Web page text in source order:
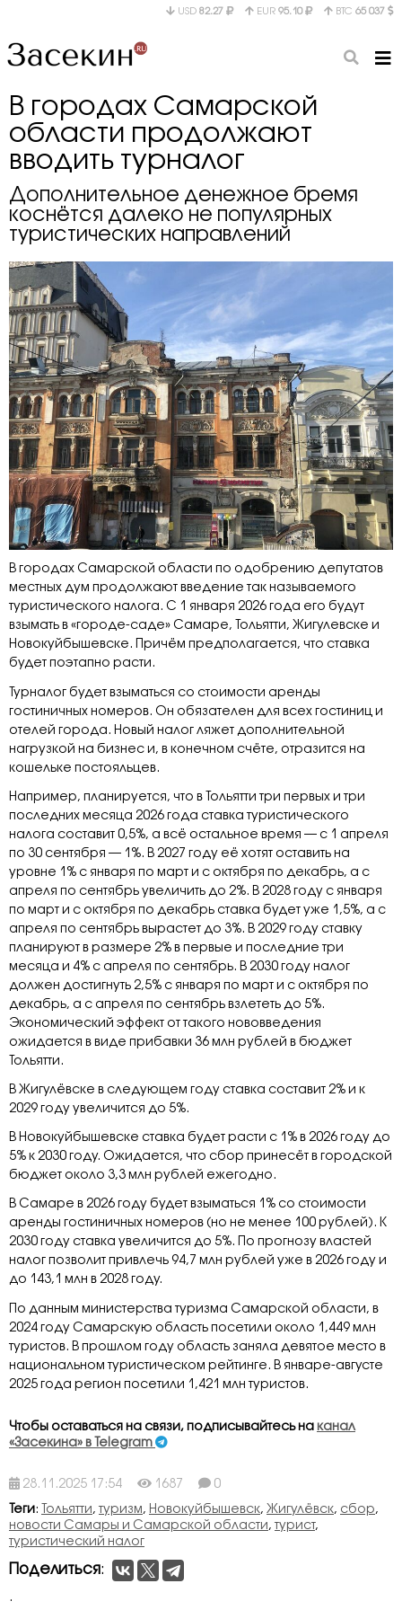
USD 82.27 EUR 95.10 BTC 65 037
В городах Самарской
области продолжают
вводить турналог
Дополнительное денежное бремя
коснётся далеко не популярных
туристических направлений
В городах Самарской области по одобрению депутатов
местных дум продолжают введение так называемого
туристического налога. С 1 января 2026 года его будут
взымать в «городе-саде» Самаре, Тольятти, Жигулевске и
Новокуйбышевске. Причём предполагается, что ставка
будет поэтапно расти.
Турналог будет взыматься со стоимости аренды
гостиничных номеров. Он обязателен для всех гостиниц и
отелей города. Новый налог ляжет дополнительной
нагрузкой на бизнес и, в конечном счёте, отразится на
кошельке постояльцев.
Например, планируется, что в Тольятти три первых и три
последних месяца 2026 года ставка туристического
налога составит 0,5%, а всё остальное время — с 1 апреля
по 30 сентября — 1%. В 2027 году её хотят оставить на
уровне 1% с января по март и с октября по декабрь, а с
апреля по сентябрь увеличить до 2%. В 2028 году с января
по март и с октября по декабрь ставка будет уже 1,5%, а с
апреля по сентябрь вырастет до 3%. В 2029 году ставку
планируют в размере 2% в первые и последние три
месяца и 4% с апреля по сентябрь. В 2030 году налог
должен достигнуть 2,5% с января по март и с октября по
декабрь, а с апреля по сентябрь взлететь до 5%.
Экономический эффект от такого нововведения
ожидается в виде прибавки 36 млн рублей в бюджет
Тольятти.
В Жигулёвске в следующем году ставка составит 2% и к
2029 году увеличится до 5%.
В Новокуйбышевске ставка будет расти с 1% в 2026 году до
5% к 2030 году. Ожидается, что сбор принесёт в городской
бюджет около 3,3 млн рублей ежегодно.
В Самаре в 2026 году будет взыматься 1% со стоимости
аренды гостиничных номеров (но не менее 100 рублей). К
2030 году ставка увеличится до 5%. По прогнозу властей
налог позволит привлечь 94,7 млн рублей уже в 2026 году и
до 143,1 млн в 2028 году.
По данным министерства туризма Самарской области, в
2024 году Самарскую область посетили около 1,449 млн
туристов. В прошлом году область заняла девятое место в
национальном туристическом рейтинге. В январе-августе
2025 года регион посетили 1,421 млн туристов.
Чтобы оставаться на связи, подписывайтесь на канал
«Засекина» в Telegram
28.11.2025 17:54 1687 0
Теги: Тольятти, туризм, Новокуйбышевск, Жигулёвск, сбор,
новости Самары и Самарской области, турист,
туристический налог
Поделиться:
.